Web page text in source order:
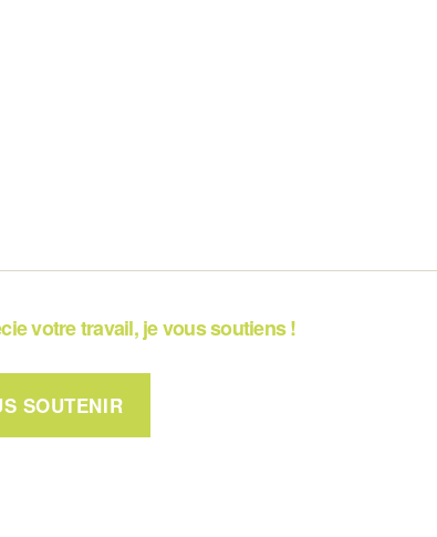
votre travail, je vous soutiens !
SOUTENIR